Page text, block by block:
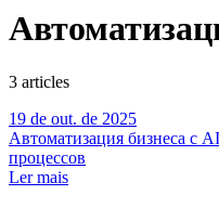
3 articles
19 de out. de 2025
Автоматизация бизнеса с
процессов
Ler mais